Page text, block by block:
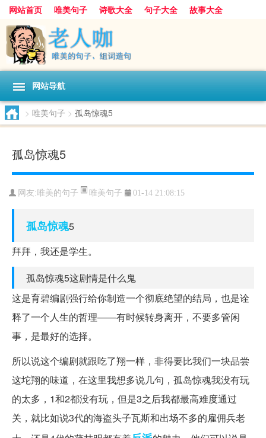
网站首页 唯美句子 诗歌大全 句子大全
故事大全
人生感悟
其他美文 美文欣赏
感人故事
句子分类
网站导航
> 唯美句子 > 孤岛惊魂5
孤岛惊魂5
网友: 唯美的句子 唯美句子 01-14 21:08:15
孤岛惊魂5
拜拜，我还是学生。
孤岛惊魂5这剧情是什么鬼
这是育碧编剧强行给你制造一个彻底绝望的结局，也是诠
释了一个人生的哲理——有时候转身离开，不要多管闲
事，是最好的选择。
所以说这个编剧就跟吃了翔一样，非得要比我们一块品尝
这坨翔的味道，在这里我想多说几句，孤岛惊魂我没有玩
的太多，1和2都没有玩，但是3之后我都最高难度通过
关，就比如说3代的海盗头子瓦斯和出场不多的雇佣兵老